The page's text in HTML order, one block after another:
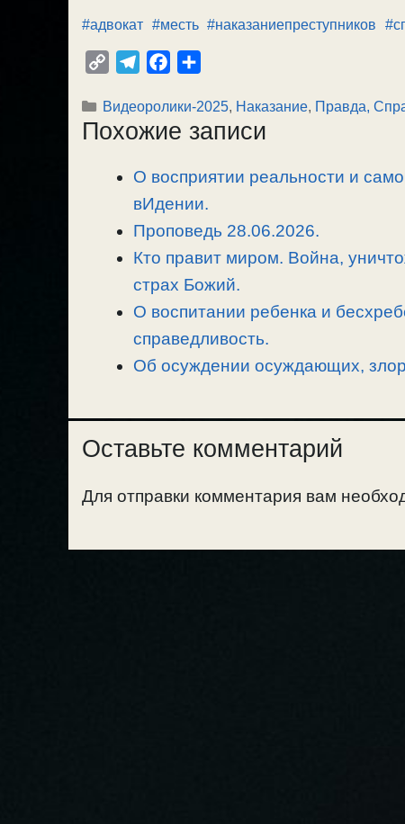
#адвокат #месть #наказаниепреступников
p
y
l
e
r
a
m
c
e
o
o
k
п
р
в
и
т
Рубрики
Видеоролики-2025, Наказание, Правда,
Похожие записи
О восприятии реальности и
вИдении.
Проповедь 28.06.2026.
Кто правит миром. Война,
страх Божий.
О воспитании ребенка и
справедливость.
Об осуждении осуждающих,
Оставьте комментарий
Для отправки комментария вам